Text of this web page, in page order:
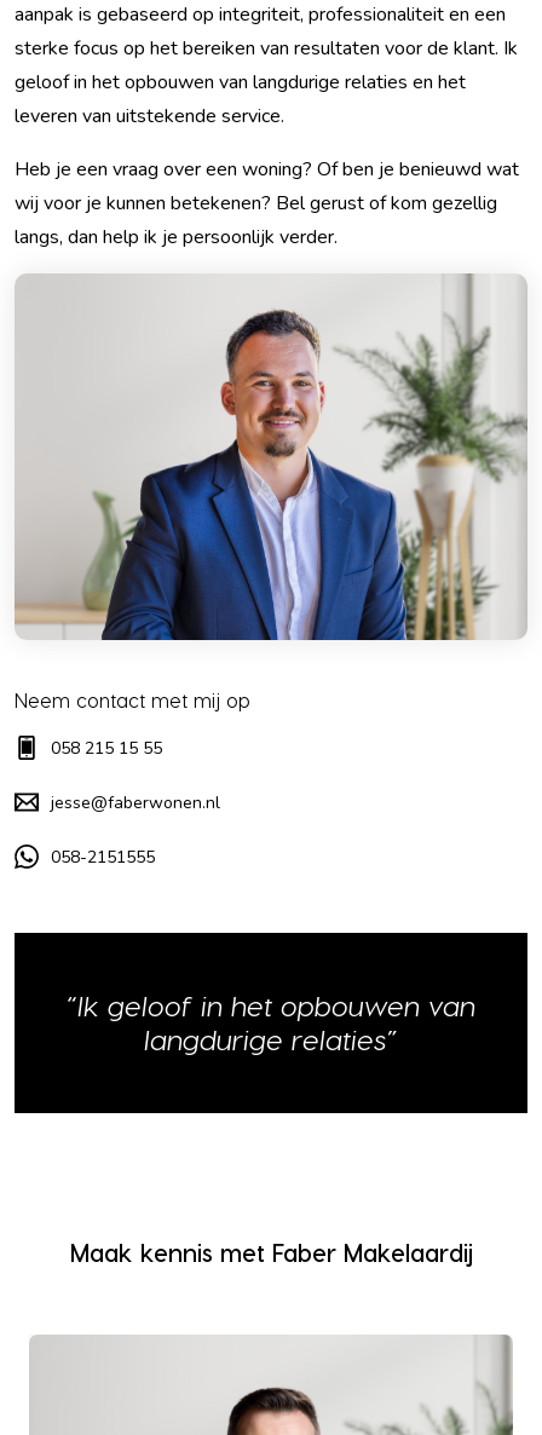
aanpak is gebaseerd op integriteit, professionaliteit en een
sterke focus op het bereiken van resultaten voor de klant. Ik
geloof in het opbouwen van langdurige relaties en het
leveren van uitstekende service.
Heb je een vraag over een woning? Of ben je benieuwd wat
wij voor je kunnen betekenen? Bel gerust of kom gezellig
langs, dan help ik je persoonlijk verder.
Neem contact met mij op
058 215 15 55
jesse@faberwonen.nl
058-2151555
“Ik geloof in het opbouwen van
langdurige relaties”
Maak kennis met Faber Makelaardij